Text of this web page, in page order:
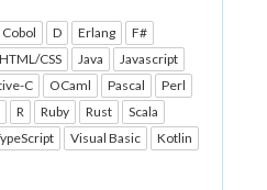
Cobol D Erlang
F#
HTML/CSS Java
Javascript
C OCaml Pascal
Perl
R Ruby Rust
Scala
Visual Basic Kotlin